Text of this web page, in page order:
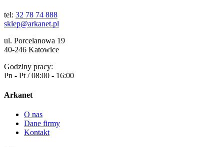
tel: 32 78 74 888
sklep@arkanet.pl
ul. Porcelanowa 19
40-246 Katowice
Godziny pracy:
Pn - Pt / 08:00 - 16:00
Arkanet
O nas
Dane firmy
Kontakt